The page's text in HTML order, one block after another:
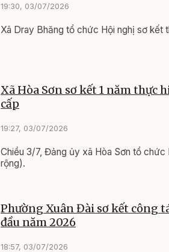
19:30, 03/07/2026
Xã Dray Bhăng tổ chức Hội nghị sơ kết
Xã Hòa Sơn sơ kết 1 năm
cấp
19:27, 03/07/2026
Chiều 3/7, Đảng ủy xã Hòa Sơn tổ
rộng).
Phường Xuân Đài sơ kết công
đầu năm 2026
18:57, 03/07/2026